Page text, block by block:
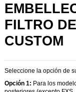
FILTRO
CUSTOM
Seleccione la opción de
Opción 1: Para los